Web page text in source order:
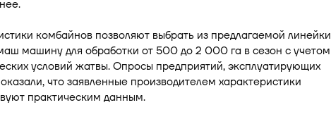
комбайнов позволяют выбрать из предлагаемой линейки
машину для обработки от 500 до 2 000 га в сезон с учетом
условий жатвы. Опросы предприятий, эксплуатирующих
что заявленные производителем характеристики
практическим данным.